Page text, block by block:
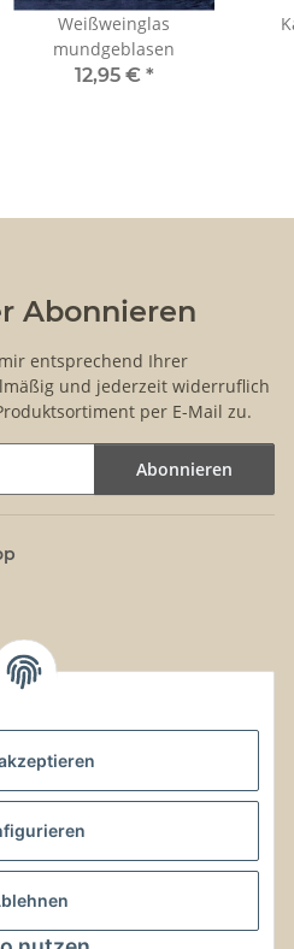
Weißweinglas
mundgeblasen
12,95 € *
Abonnieren
entsprechend Ihrer
und jederzeit widerruflich
per E-Mail zu.
Abonnieren